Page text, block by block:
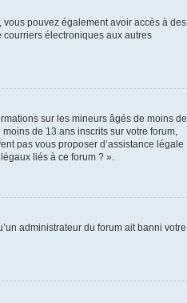
pouvez également avoir accès à des
courriers électroniques aux autres
sur les mineurs âgés de moins de
de 13 ans inscrits sur votre forum,
pas vous proposer d’assistance légale
liés à ce forum ? ».
administrateur du forum ait banni votre